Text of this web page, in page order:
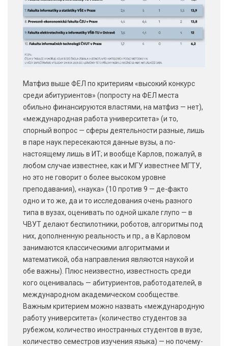
Матфиз выше ФЕЛ по критериям «высокий конкурс
среди абитуриентов» (попросту на ФЕЛ места
обильно финансируются властями, на матфиз — нет),
«международная работа университета» (и то,
спорный вопрос — сферы деятельности разные, лишь
в паре наук пересекаются данные вузы, а по-
настоящему лишь в ИТ; и вообще Карлов, пожалуй, в
любом случае известнее, как и МГУ известнее МГТУ,
но это не говорит о более высоком уровне
преподавания), «наука» (10 против 9 — де-факто
одно и то же, да и то исследования очень разного
типа в вузах, оценивать по одной шкале глупо — в
ЧВУТ делают беспилотники, роботов, алгоритмы под
них, дополненную реальность и пр., а в Карловом
занимаются классическими алгоритмами и
математикой, оба направления являются наукой и
обе важны). Плюс неизвестно, известность среди
кого оценивалась — абитуриентов, работодателей, в
международном академическом сообществе.
Важным критерием можно назвать «международную
работу университета» (количество студентов за
рубежом, количество иностранных студентов в вузе,
количество семестров изучения языка) — но почему-